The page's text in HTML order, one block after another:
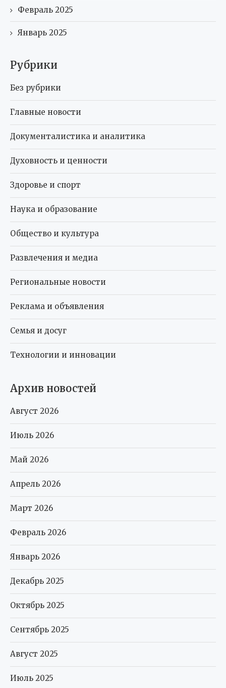
Февраль 2025
Январь 2025
Рубрики
Без рубрики
Главные новости
Документалистика и аналитика
Духовность и ценности
Здоровье и спорт
Наука и образование
Общество и культура
Развлечения и медиа
Региональные новости
Реклама и объявления
Семья и досуг
Технологии и инновации
Архив новостей
Август 2026
Июль 2026
Май 2026
Апрель 2026
Март 2026
Февраль 2026
Январь 2026
Декабрь 2025
Октябрь 2025
Сентябрь 2025
Август 2025
Июль 2025